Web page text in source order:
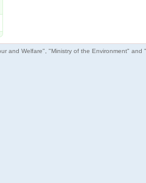
and Welfare", "Ministry of the Environment"